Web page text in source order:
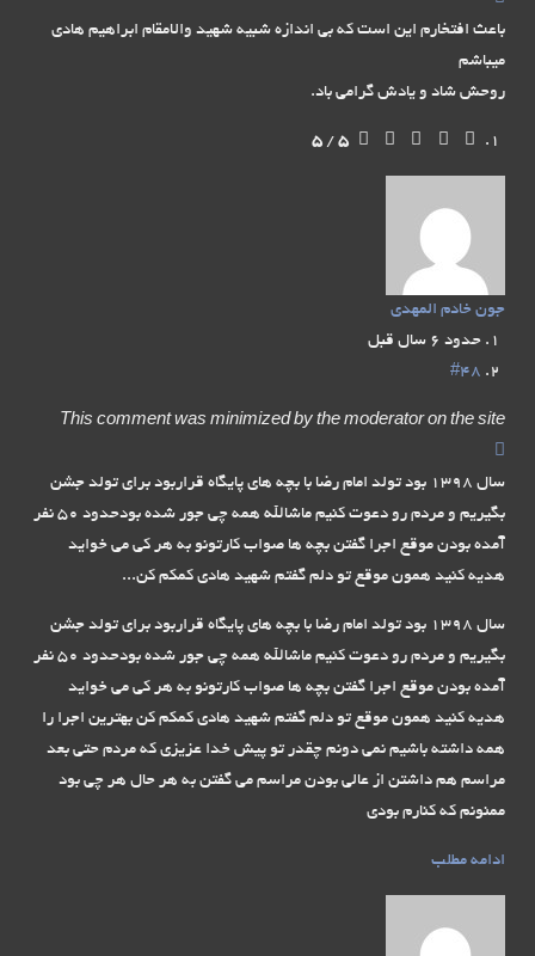
باعث افتخارم این است که بی اندازه شبیه شهید والامقام ابراهیم هادی
میباشم
روحش شاد و یادش گرامی باد.
5
/
5
جون خادم المهدی
حدود 6 سال قبل
#48
This comment was minimized by the moderator on the site
سال 1398 بود تولد امام رضا با بچه های پایگاه قراربود برای تولد جشن
بگیریم و مردم رو دعوت کنیم ماشالله همه چی جور شده بودحدود 50 نفر
آمده بودن موقع اجرا گفتن بچه ها صواب کارتونو به هر کی می خواید
هدیه کنید همون موقع تو دلم گفتم شهید هادی کمکم کن...
سال 1398 بود تولد امام رضا با بچه های پایگاه قراربود برای تولد جشن
بگیریم و مردم رو دعوت کنیم ماشالله همه چی جور شده بودحدود 50 نفر
آمده بودن موقع اجرا گفتن بچه ها صواب کارتونو به هر کی می خواید
هدیه کنید همون موقع تو دلم گفتم شهید هادی کمکم کن بهترین اجرا را
همه داشته باشیم نمی دونم چقدر تو پیش خدا عزیزی که مردم حتی بعد
مراسم هم داشتن از عالی بودن مراسم می گفتن به هر حال هر چی بود
ممنونم که کنارم بودی
ادامه مطلب